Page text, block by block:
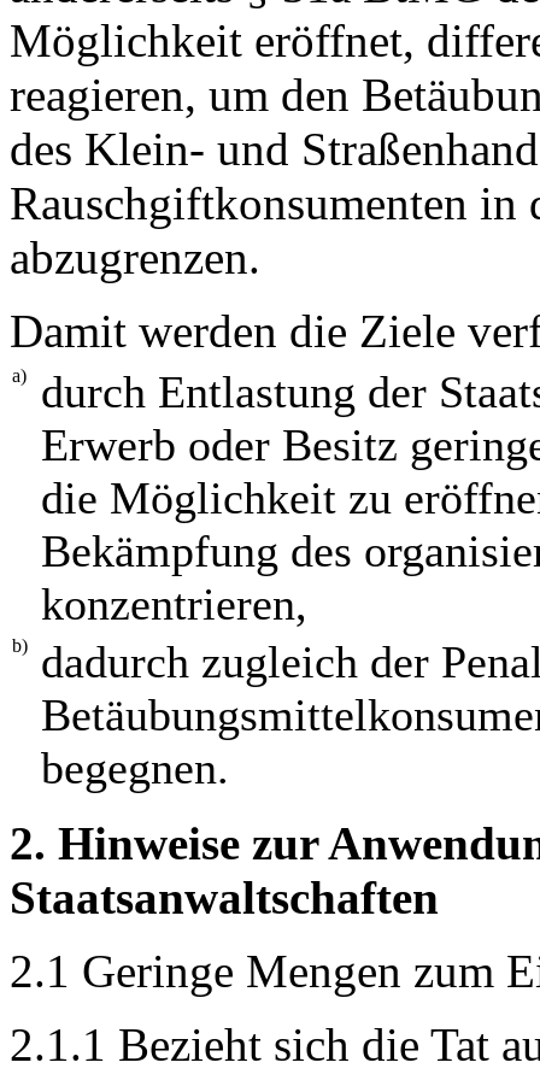
Möglichkeit eröffnet,
reagieren, um den
des Klein- und
Rauschgiftkonsumenten
abzugrenzen.
Damit werden die Ziele
a)
durch Entlastung der
Erwerb oder Besitz
die Möglichkeit zu
Bekämpfung des
konzentrieren,
b)
dadurch zugleich der
begegnen.
2. Hinweise zur
Staatsanwaltschaften
2.1 Geringe Mengen zum
2.1.1 Bezieht sich die Tat